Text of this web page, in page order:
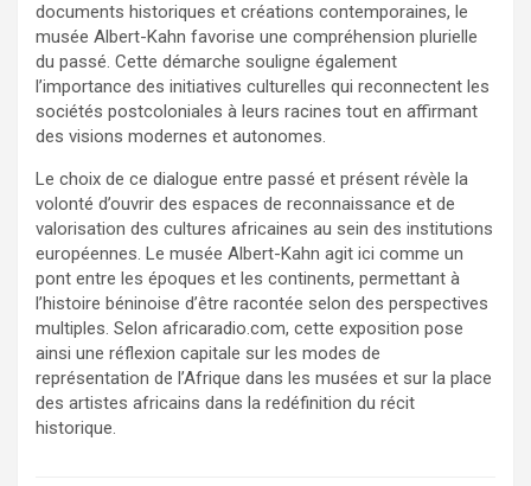
documents historiques et créations contemporaines, le
musée Albert-Kahn favorise une compréhension plurielle
du passé. Cette démarche souligne également
l’importance des initiatives culturelles qui reconnectent les
sociétés postcoloniales à leurs racines tout en affirmant
des visions modernes et autonomes.
Le choix de ce dialogue entre passé et présent révèle la
volonté d’ouvrir des espaces de reconnaissance et de
valorisation des cultures africaines au sein des institutions
européennes. Le musée Albert-Kahn agit ici comme un
pont entre les époques et les continents, permettant à
l’histoire béninoise d’être racontée selon des perspectives
multiples. Selon africaradio.com, cette exposition pose
ainsi une réflexion capitale sur les modes de
représentation de l’Afrique dans les musées et sur la place
des artistes africains dans la redéfinition du récit
historique.